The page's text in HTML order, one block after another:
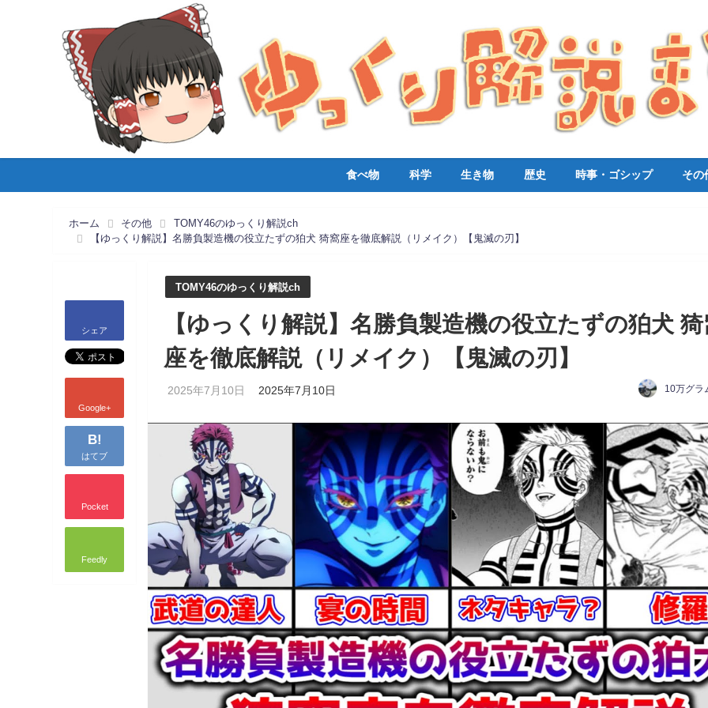
食べ物 科学 生き物 歴史 時事・ゴシップ その
ホーム その他
TOMY46のゆっくり解説ch
【ゆっくり解説】名勝負製造機の役立たずの狛犬 猗窩座を徹底解説（リメイク）【鬼滅の刃】
シェア
Google+
B!
はてブ
Pocket
Feedly
TOMY46のゆっくり解説ch
【ゆっくり解説】名勝負製造機の役立たずの狛犬
座を徹底解説（リメイク）【鬼滅の刃】
2025年7月10日 2025年7月10日 10万グラ